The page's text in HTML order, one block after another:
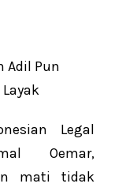
Legal
Oemar,
mati tidak